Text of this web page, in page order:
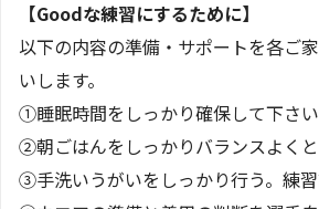
【Goodな練習にするために】
以下の内容の準備・サポートを各ご
いします。
①睡眠時間をしっかり確保して下さ
②朝ごはんをしっかりバランスよくと
③手洗いうがいをしっかり行う。練習